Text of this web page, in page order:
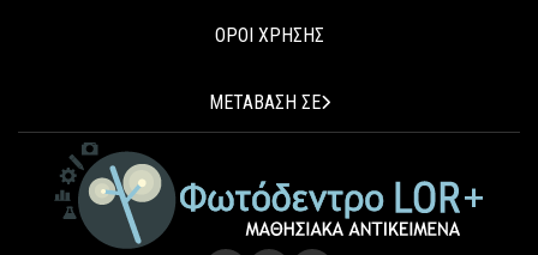
ΟΡΟΙ ΧΡΗΣΗΣ
ΜΕΤΑΒΑΣΗ ΣΕ